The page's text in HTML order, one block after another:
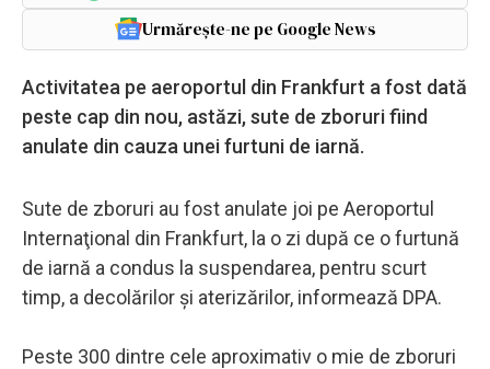
Urmărește-ne pe Google News
Activitatea pe aeroportul din Frankfurt a fost dată
peste cap din nou, astăzi, sute de zboruri fiind
anulate din cauza unei furtuni de iarnă.
Sute de zboruri au fost anulate joi pe Aeroportul
Internaţional din Frankfurt, la o zi după ce o furtună
de iarnă a condus la suspendarea, pentru scurt
timp, a decolărilor şi aterizărilor, informează DPA.
Peste 300 dintre cele aproximativ o mie de zboruri